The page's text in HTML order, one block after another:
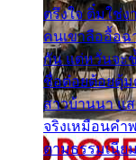
ตรึงใจ ติ๋มใช่
คนเขาลืออื้อฉ
กัน แต่หวั่นจะ
ชื่อต๋อยต้อยตุ้ม
สาวบ้านนา แ
จริงเหมือนคำ
ตามธรรมเนีย